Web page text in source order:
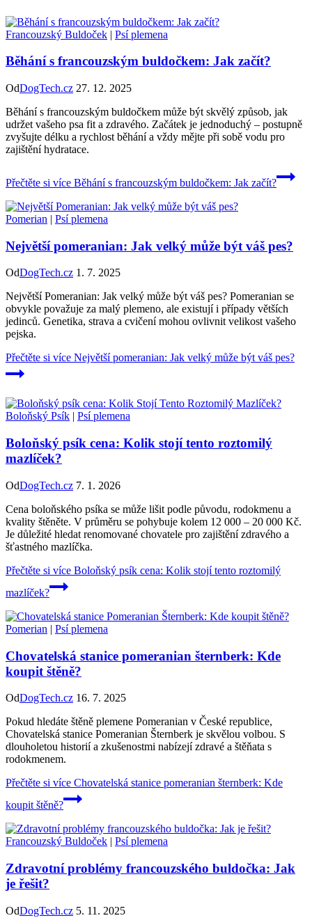
Francouzský Buldoček | Psí plemena
Běhání s francouzským buldočkem: Jak začít?
OdDogTech.cz 27. 12. 2025
Běhání s francouzským buldočkem může být skvělý způsob, jak
udržet vašeho psa fit a zdravého. Začátek je jednoduchý – postupně
zvyšujte délku a rychlost běhání a vždy mějte při sobě vodu pro
zajištění hydratace.
Přečtěte si více Běhání s francouzským buldočkem: Jak začít?
Pomerian | Psí plemena
Největší pomeranian: Jak velký může být váš pes?
OdDogTech.cz 1. 7. 2025
Největší Pomeranian: Jak velký může být váš pes? Pomeranian se
obvykle považuje za malý plemeno, ale existují i případy větších
jedinců. Genetika, strava a cvičení mohou ovlivnit velikost vašeho
pejska.
Přečtěte si více Největší pomeranian: Jak velký může být váš pes?
Boloňský Psík | Psí plemena
Boloňský psík cena: Kolik stojí tento roztomilý
mazlíček?
OdDogTech.cz 7. 1. 2026
Cena boloňského psíka se může lišit podle původu, rodokmenu a
kvality štěněte. V průměru se pohybuje kolem 12 000 – 20 000 Kč.
Je důležité hledat renomované chovatele pro zajištění zdravého a
šťastného mazlíčka.
Přečtěte si více Boloňský psík cena: Kolik stojí tento roztomilý
mazlíček?
Pomerian | Psí plemena
Chovatelská stanice pomeranian šternberk: Kde
koupit štěně?
OdDogTech.cz 16. 7. 2025
Pokud hledáte štěně plemene Pomeranian v České republice,
Chovatelská stanice Pomeranian Šternberk je skvělou volbou. S
dlouholetou historií a zkušenostmi nabízejí zdravé a štěňata s
rodokmenem.
Přečtěte si více Chovatelská stanice pomeranian šternberk: Kde
koupit štěně?
Francouzský Buldoček | Psí plemena
Zdravotní problémy francouzského buldočka: Jak
je řešit?
OdDogTech.cz 5. 11. 2025